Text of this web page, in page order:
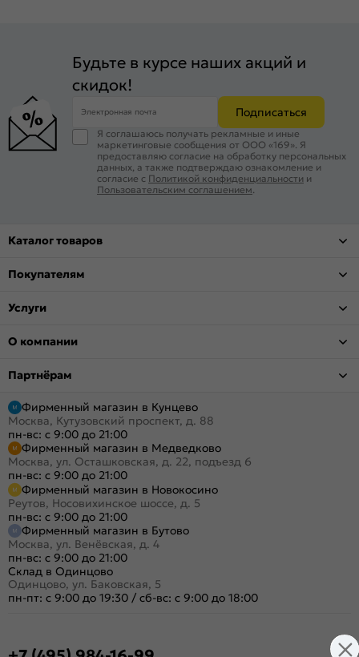
Будьте в курсе наших акций и
скидок!
Электронная почта Подписаться
Я соглашаюсь получать рекламные и иные
маркетинговые сообщения от ООО «169». Я
предоставляю согласие на обработку персональных
данных, а также подтверждаю ознакомление и
согласие с Политикой конфиденциальности и
Пользовательским соглашением
Каталог товаров
Покупателям
Услуги
О компании
Партнёрам
Фирменный магазин в Кунцево
Москва, Кутузовский проспект, д. 88
пн-вс: с 9:00 до 21:00
Фирменный магазин в Медведково
Москва, ул. Осташковская, д. 22, подъезд 6
пн-вс: с 9:00 до 21:00
Фирменный магазин в Новокосино
Реутов, Носовихинское шоссе, д. 5
пн-вс: с 9:00 до 21:00
Фирменный магазин в Бутово
Москва, ул. Венёвская, д. 4
пн-вс: с 9:00 до 21:00
Склад в Одинцово
Одинцово, ул. Баковская, 5
пн-пт: с 9:00 до 19:30 / сб-вс: с 9:00 до 18:00